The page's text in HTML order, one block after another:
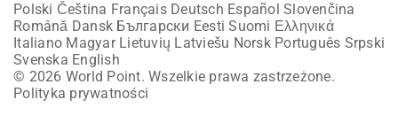
Polski Čeština Français Deutsch Español Slovenčina
Română Dansk Български Eesti Suomi Ελληνικά
Italiano Magyar Lietuvių Latviešu Norsk Português Srpski
Svenska English
© 2026 World Point. Wszelkie prawa zastrzeżone.
Polityka prywatności